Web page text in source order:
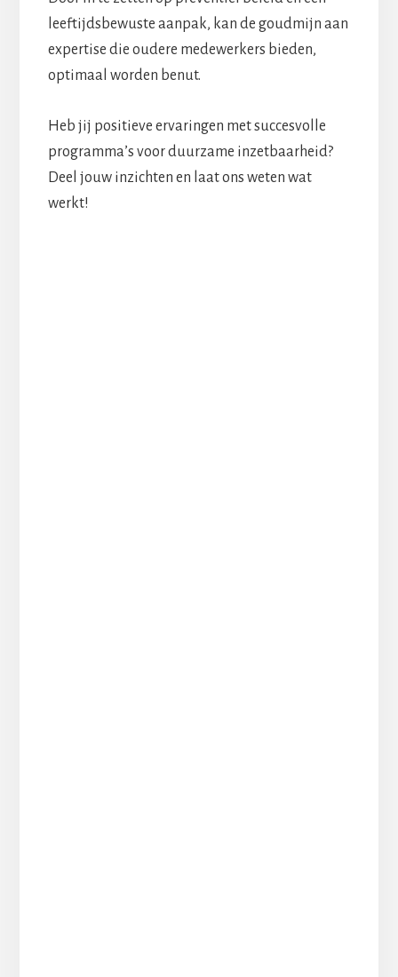
leeftijdsbewuste aanpak, kan de goudmijn aan
expertise die oudere medewerkers bieden,
optimaal worden benut.
Heb jij positieve ervaringen met succesvolle
programma’s voor duurzame inzetbaarheid?
Deel jouw inzichten en laat ons weten wat
werkt!